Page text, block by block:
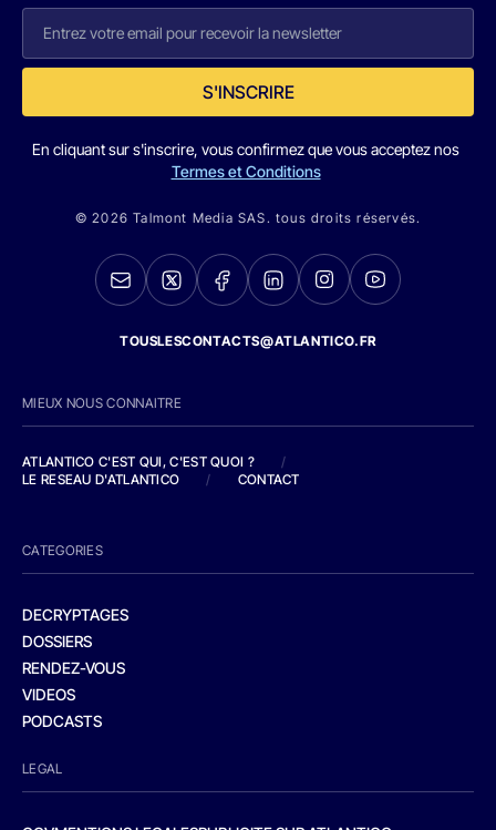
S'INSCRIRE
En cliquant sur s'inscrire, vous confirmez que vous acceptez nos
Termes et Conditions
© 2026 Talmont Media SAS. tous droits réservés.
TOUSLESCONTACTS@ATLANTICO.FR
MIEUX NOUS CONNAITRE
ATLANTICO C'EST QUI, C'EST QUOI ?
/
LE RESEAU D'ATLANTICO
/ CONTACT
CATEGORIES
DECRYPTAGES
DOSSIERS
RENDEZ-VOUS
VIDEOS
PODCASTS
LEGAL